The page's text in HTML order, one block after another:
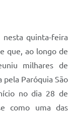
nesta quinta-feira
que, ao longo de
milhares de
pela Paróquia São
no dia 28 de
como uma das